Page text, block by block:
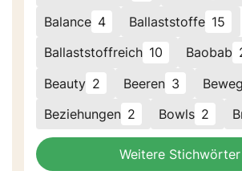
Balance 4 Ballaststoffe 15
Ballaststoffreich 10 Baobab
Beauty 2 Beeren 3
Beziehungen 2 Bowls 2
Weitere Stichwörter